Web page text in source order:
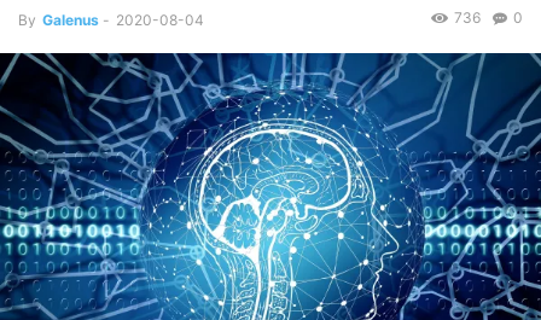
By Galenus - 2020-08-04 0
736